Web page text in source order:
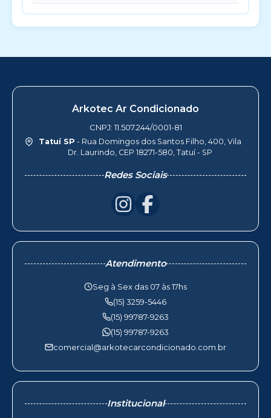
Arkotec Ar Condicionado
CNPJ: 11.507.244/0001-81
Tatuí SP - Rua Domingos dos Santos Filho, 400, Vila
Dr. Laurindo, CEP 18271-580, Tatuí - SP
Redes Sociais
Atendimento
Seg à Sex das 07 às 17hs
(15) 3259-5446
(15) 99787-9263
(15) 99787-9263
comercial@arkotecarcondicionado.com.br
Institucional